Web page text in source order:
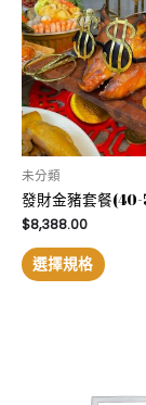
未分類
發財金豬套餐
$8,388.00
選擇規格